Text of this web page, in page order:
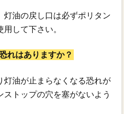
灯油の戻し口は必ずポリタン
して下さい。
れはありますか？
灯油が止まらなくなる恐れが
ストップの穴を塞がないよう